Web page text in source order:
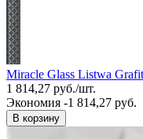
Miracle Glass Listwa
1 814,27 руб./шт.
Экономия -1 814,27 руб.
В корзину